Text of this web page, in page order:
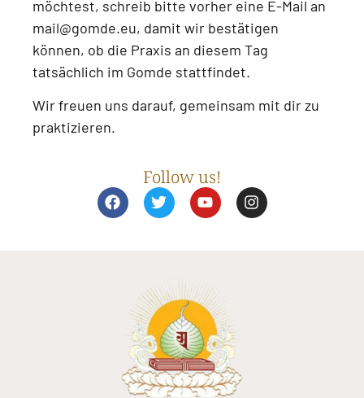
möchtest, schreib bitte vorher eine E-Mail an
mail@gomde.eu, damit wir bestätigen
können, ob die Praxis an diesem Tag
tatsächlich im Gomde stattfindet.
Wir freuen uns darauf, gemeinsam mit dir zu
praktizieren.
Follow us!
F
a
T
w
r
Y
o
e
I
n